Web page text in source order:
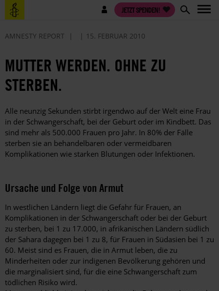
Direkt
zum
Benutzermenü JETZT SPENDEN!
AMNESTY REPORT 15. FEBRUAR 2010
MUTTER WERDEN. OHNE ZU
STERBEN.
Alle neunzig Sekunden stirbt irgendwo auf der Welt eine Frau
in der Schwangerschaft, bei der Geburt oder im Kindbett. Das
sind mehr als 500.000 Frauen pro Jahr. In 80% der Fälle
sterben sie an behandelbaren oder vermeidbaren
Komplikationen wie starken Blutungen oder Infektionen.
Ursache und Folge von Armut
In westlichen Ländern liegt die Gefahr für Frauen, an
Komplikationen in der Schwangerschaft oder bei der Geburt
zu sterben, bei 1 zu 17.000, in afrikanischen Ländern südlich
der Sahara dagegen bei 1 zu 8, für Frauen in Südasien bei 1 zu
60. Meist sind es Frauen, die in Armut leben, die zu
Minderheiten oder zur indigenen Bevölkerung gehören und
die marginalisiert sind, für die eine Schwangerschaft zum
tödlichen Risiko wird.